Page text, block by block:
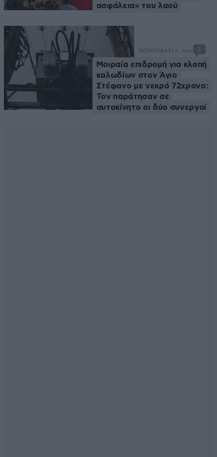
ασφάλεια» του λαού
ΚΟΙΝΩΝΙΑ31 λ. πριν 2
Μοιραία επιδρομή για κλοπή
καλωδίων στον Άγιο
Στέφανο με νεκρό 72χρονο:
Τον παράτησαν σε
αυτοκίνητο οι δύο συνεργοί